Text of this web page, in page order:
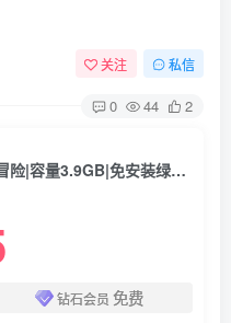
关注 私信
0 44 2
带我走/Bring Me… v1.0.0|恐怖冒险|容量3.9GB|免安装绿色中文版
钻石会员 免费